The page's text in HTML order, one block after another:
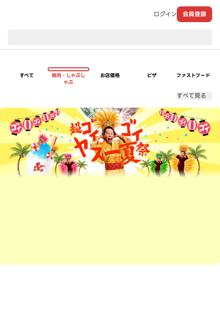
ログイン 会員登録
すべて
焼肉・しゃぶし
ゃぶ
お店価格 ピザ ファストフード
すべて見る
超ゴイゴイヤスー夏祭